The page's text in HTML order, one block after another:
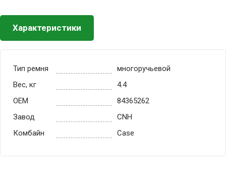
Характеристики
Тип ремня
многоручьевой
Вес, кг
4.4
OEM
84365262
Завод
CNH
Комбайн
Case